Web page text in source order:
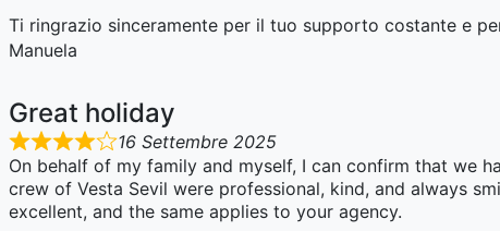
Ti ringrazio sinceramente per il tuo supporto costante e
Manuela
Great holiday
16 Settembre 2025
On behalf of my family and myself, I can confirm that we
crew of Vesta Sevil were professional, kind, and always
excellent, and the same applies to your agency.